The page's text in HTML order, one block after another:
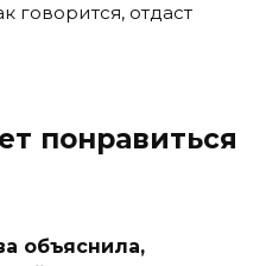
говорится, отдаст
понравиться
объяснила,